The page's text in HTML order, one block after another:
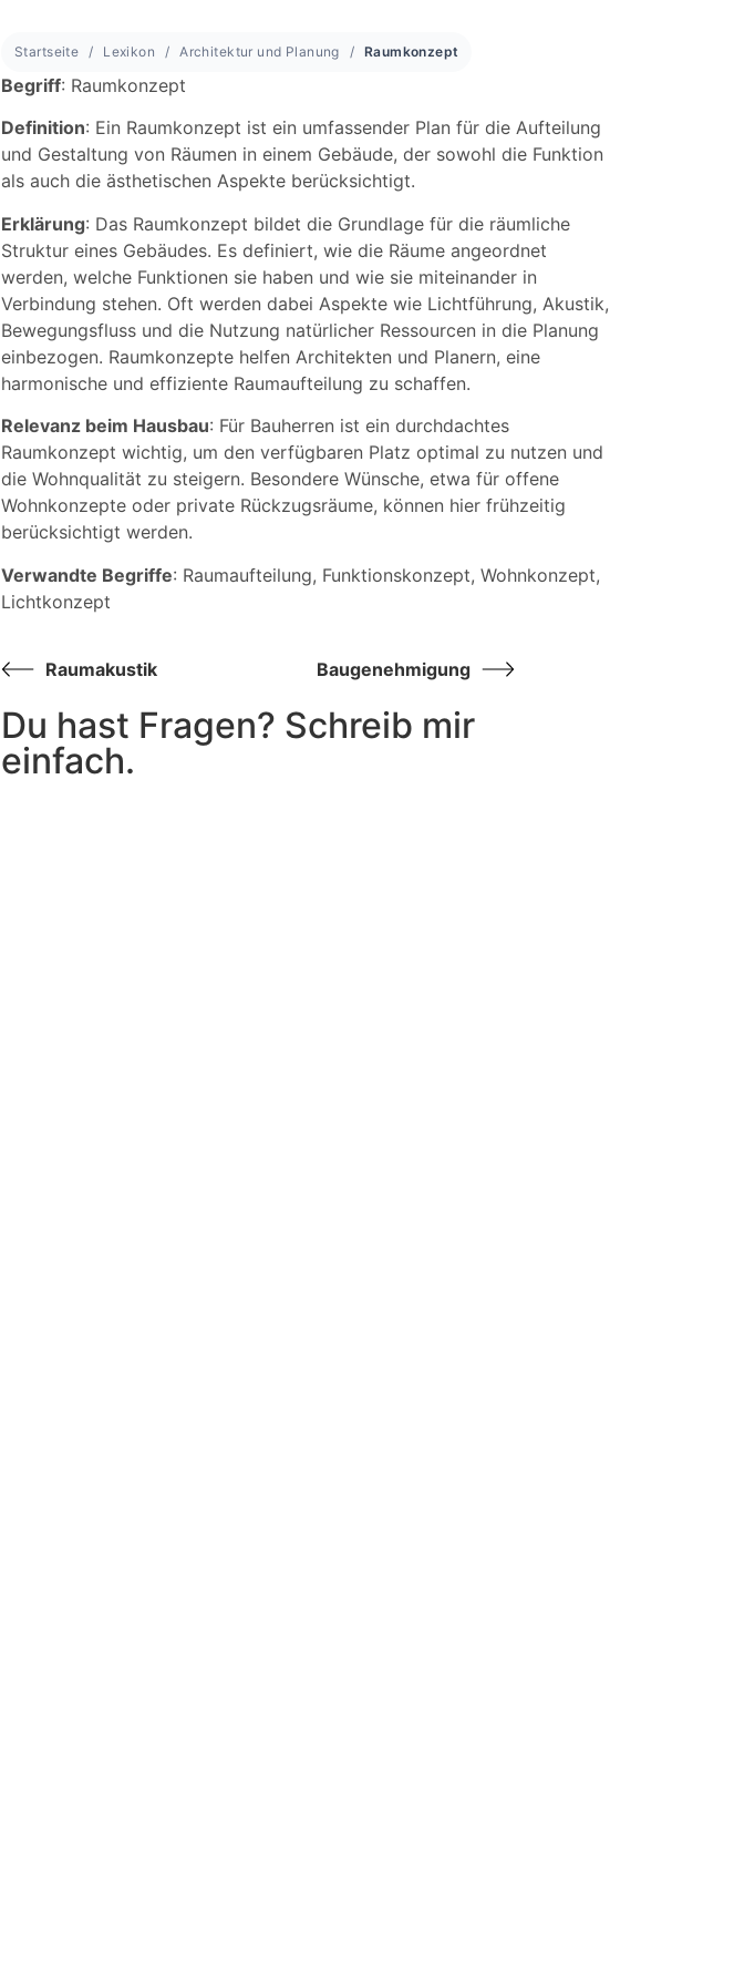
Startseite Lexikon Architektur und Planung Raumkonzept
Begriff: Raumkonzept
Definition: Ein Raumkonzept ist ein umfassender Plan für die Aufteilung
und Gestaltung von Räumen in einem Gebäude, der sowohl die Funktion
als auch die ästhetischen Aspekte berücksichtigt.
Erklärung: Das Raumkonzept bildet die Grundlage für die räumliche
Struktur eines Gebäudes. Es definiert, wie die Räume angeordnet
werden, welche Funktionen sie haben und wie sie miteinander in
Verbindung stehen. Oft werden dabei Aspekte wie Lichtführung, Akustik,
Bewegungsfluss und die Nutzung natürlicher Ressourcen in die Planung
einbezogen. Raumkonzepte helfen Architekten und Planern, eine
harmonische und effiziente Raumaufteilung zu schaffen.
Relevanz beim Hausbau: Für Bauherren ist ein durchdachtes
Raumkonzept wichtig, um den verfügbaren Platz optimal zu nutzen und
die Wohnqualität zu steigern. Besondere Wünsche, etwa für offene
Wohnkonzepte oder private Rückzugsräume, können hier frühzeitig
berücksichtigt werden.
Verwandte Begriffe: Raumaufteilung, Funktionskonzept, Wohnkonzept,
Lichtkonzept
Raumakustik Baugenehmigung
Du hast Fragen? Schreib mir
einfach.